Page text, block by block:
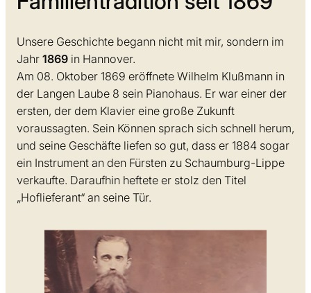
Unsere Geschichte begann nicht mit mir, sondern im
Jahr 1869 in Hannover.
Am 08. Oktober 1869 eröffnete Wilhelm Klußmann in
der Langen Laube 8 sein Pianohaus. Er war einer der
ersten, der dem Klavier eine große Zukunft
voraussagten. Sein Können sprach sich schnell herum,
und seine Geschäfte liefen so gut, dass er 1884­ sogar
ein Instrument an den Fürsten zu Schaumburg-Lippe
verkaufte. Daraufhin heftete er stolz den Titel
„Hoflieferant“ an seine Tür.